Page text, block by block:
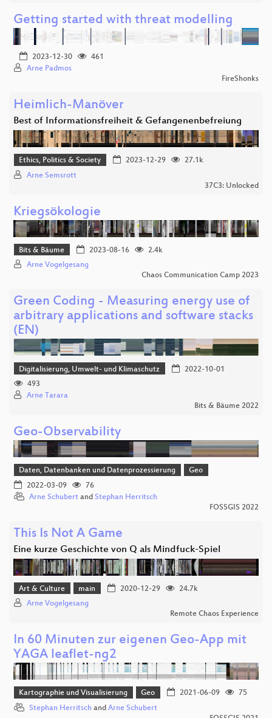
Getting started with threat modelling
2023-12-30
461
Arne Padmos
FireShonks
Heimlich-Manöver
Best of Informationsfreiheit & Gefangenenbefreiung
Ethics, Politics & Society 2023-12-29
27.1k
Arne Semsrott
37C3: Unlocked
Kriegsökologie
Bits & Bäume 2023-08-16
2.4k
Arne Vogelgesang
Chaos Communication Camp 2023
Green Coding - Measuring energy use of
arbitrary applications and software stacks
(EN)
Digitalisierung, Umwelt- und Klimaschutz
2022-10-01
493
Arne Tarara
Bits & Bäume 2022
Geo-Observability
Daten, Datenbanken und Datenprozessierung
Geo
2022-03-09
76
Arne Schubert and Stephan Herritsch
FOSSGIS 2022
This Is Not A Game
Eine kurze Geschichte von Q als Mindfuck-Spiel
Art & Culture main 2020-12-29
24.7k
Arne Vogelgesang
Remote Chaos Experience
In 60 Minuten zur eigenen Geo-App mit
YAGA leaflet-ng2
Kartographie und Visualisierung Geo 2021-06-09
75
Stephan Herritsch and Arne Schubert